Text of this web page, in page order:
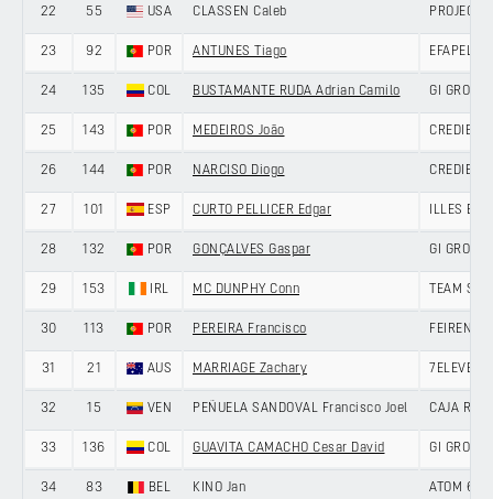
22 55 USA CLASSEN Caleb PROJECT
23 92 POR ANTUNES Tiago EFAPEL
24 135 COL BUSTAMANTE RUDA Adrian Camilo GI GROUP
25 143 POR MEDEIROS João
26 144 POR NARCISO Diogo
27 101 ESP CURTO PELLICER Edgar ILLES
28 132 POR GONÇALVES Gaspar GI GROUP
29 153 IRL MC DUNPHY Conn TEAM
30 113 POR PEREIRA Francisco FEIRENSE
31 21 AUS MARRIAGE Zachary 7ELEVEN
32 15 VEN PEÑUELA SANDOVAL Francisco Joel CAJA
33 136 COL GUAVITA CAMACHO Cesar David GI GROUP
34 83 BEL KINO Jan ATOM 6